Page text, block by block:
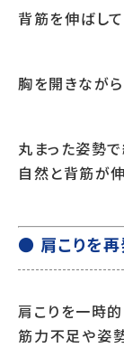
背筋を伸ばし
胸を開きなが
丸まった姿勢
自然と背筋が伸
● 肩こりを再
肩こりを一時的
筋力不足や姿